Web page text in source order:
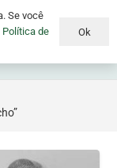
Se você
Política de
Ok